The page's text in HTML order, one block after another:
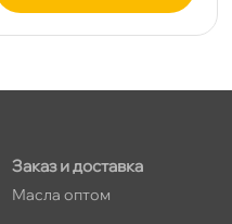
Заказ и доставка
Масла оптом